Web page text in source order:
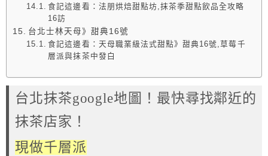
食記這邊看：法朋烘焙甜點坊,抹茶季甜點飲品全攻略
16訪
台北士林天母》甜典16號
食記這邊看：天母職業級法式甜點》甜典16號,草莓千
層派與抹茶中發白
台北抹茶google地圖！最快尋找鄰近的
抹茶店家！
現做千層派